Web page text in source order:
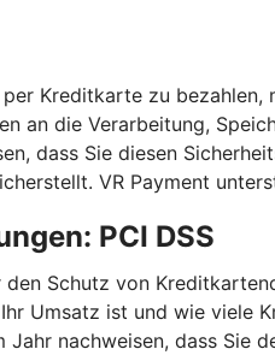
Kreditkarte zu
an die Verarbeitung,
dass Sie diesen
VR Payment
PCI DSS
Schutz von
Umsatz ist und wie viele
nachweisen, dass